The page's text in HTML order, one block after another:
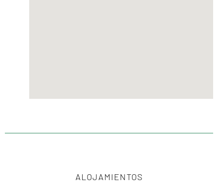
ALOJAMIENTOS